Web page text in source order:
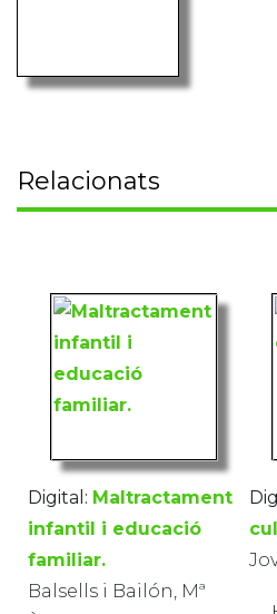
Relacionats
Digital: Maltractament
infantil i educació
familiar.
Balsells i Bailón, Mª